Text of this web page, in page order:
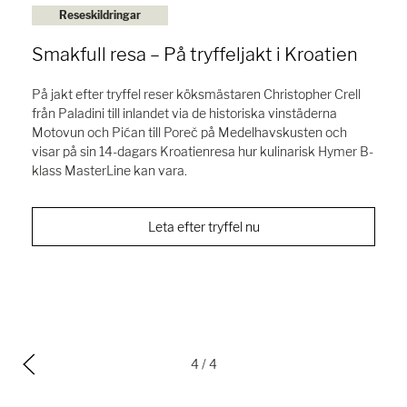
Reseskildringar
Smakfull resa – På tryffeljakt i Kroatien
På jakt efter tryffel reser köksmästaren Christopher Crell
från Paladini till inlandet via de historiska vinstäderna
Motovun och Pićan till Poreč på Medelhavskusten och
visar på sin 14-dagars Kroatienresa hur kulinarisk Hymer B-
klass MasterLine kan vara.
Leta efter tryffel nu
4/ 4